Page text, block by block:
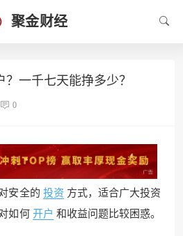
聚金财经
一千七天能挣多少？
0
安全的 投资 方式，适合广大投资
如何 开户 和收益问题比较困惑。